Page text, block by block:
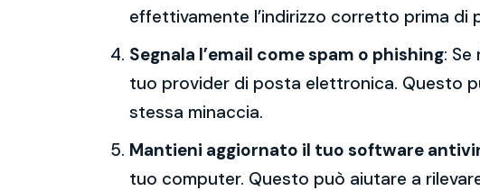
effettivamente l’indirizzo corretto prima di
Segnala l’email come spam o phishing:
tuo provider di posta elettronica. Questo
stessa minaccia.
Mantieni aggiornato il tuo software
tuo computer. Questo può aiutare a